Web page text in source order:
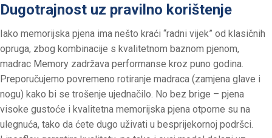
Dugotrajnost uz pravilno korištenje
Iako memorijska pjena ima nešto kraći “radni vijek” od klasičnih
opruga, zbog kombinacije s kvalitetnom baznom pjenom,
madrac Memory zadržava performanse kroz puno godina.
Preporučujemo povremeno rotiranje madraca (zamjena glave i
nogu) kako bi se trošenje ujednačilo. No bez brige – pjena
visoke gustoće i kvalitetna memorijska pjena otporne su na
ulegnuća, tako da ćete dugo uživati u besprijekornoj podršci.